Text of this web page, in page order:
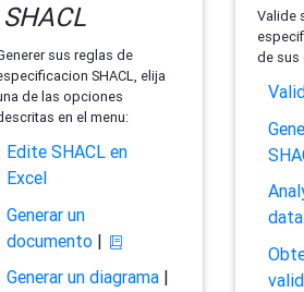
SHACL
sus reglas de
SHACL, elija
de las opciones
en el menu:
Edite SHACL en
Excel
Generar un
documento|
Generar un diagrama|
Valide
de sus